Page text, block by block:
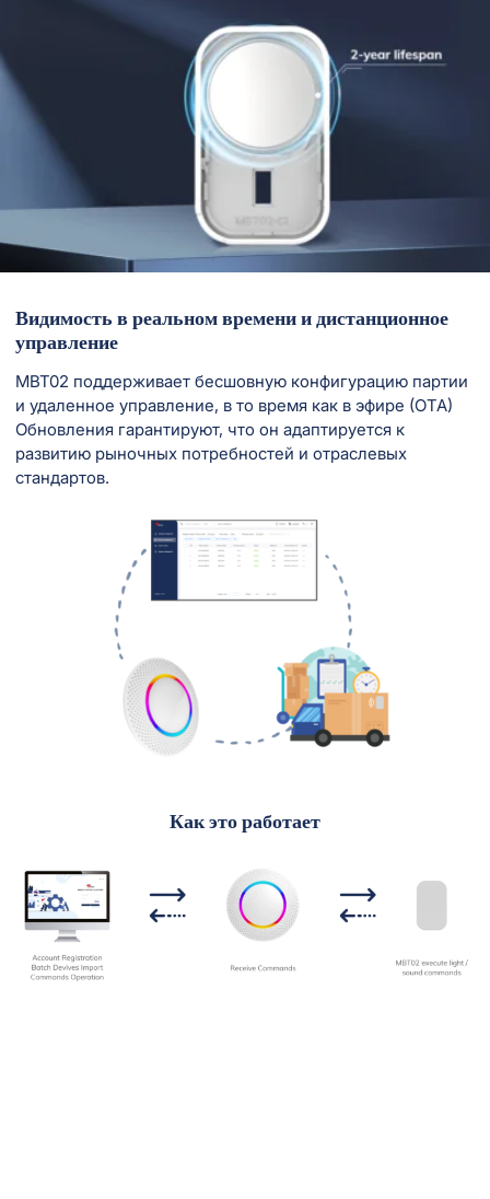
Видимость в реальном времени и дистанционное
управление
MBT02 поддерживает бесшовную конфигурацию партии
и удаленное управление, в то время как в эфире (ОТА)
Обновления гарантируют, что он адаптируется к
развитию рыночных потребностей и отраслевых
стандартов.
Как это работает